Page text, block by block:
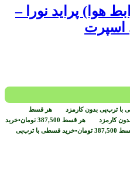
هوا) پراید نورا –
اسپرت
با ترب‌پی بدون کارمزد
هر قسط
کارمزد هر قسط 387,500 تومان•خرید
387,500 تومان•خرید قسطی با ترب‌پی